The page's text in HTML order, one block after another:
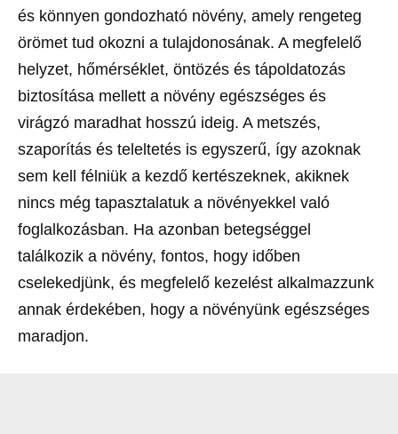
és könnyen gondozható növény, amely rengeteg
örömet tud okozni a tulajdonosának. A megfelelő
helyzet, hőmérséklet, öntözés és tápoldatozás
biztosítása mellett a növény egészséges és
virágzó maradhat hosszú ideig. A metszés,
szaporítás és teleltetés is egyszerű, így azoknak
sem kell félniük a kezdő kertészeknek, akiknek
nincs még tapasztalatuk a növényekkel való
foglalkozásban. Ha azonban betegséggel
találkozik a növény, fontos, hogy időben
cselekedjünk, és megfelelő kezelést alkalmazzunk
annak érdekében, hogy a növényünk egészséges
maradjon.